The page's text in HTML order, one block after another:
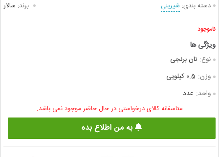
دسته بندی: شیرینی برند: سالار
ناموجود
نوع: نان برنجی
وزن: 0.5 کیلویی
واحد: عدد
متاسفانه کالای درخواستی در حال حاضر موجود نمی باشد.
به من اطلاع بده